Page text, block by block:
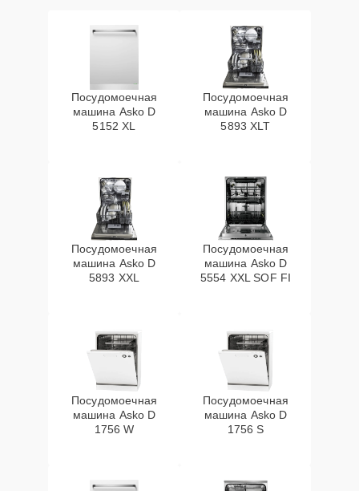
Посудомоечная
машина Asko D
5152 XL
Посудомоечная
машина Asko D
5893 XLT
Посудомоечная
машина Asko D
5893 XXL
Посудомоечная
машина Asko D
5554 XXL SOF FI
Посудомоечная
машина Asko D
1756 W
Посудомоечная
машина Asko D
1756 S